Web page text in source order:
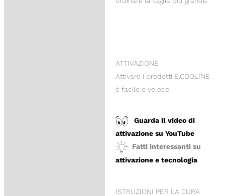
ATTIVAZIONE
Attivare i prodotti E.COOLINE
è facile e veloce.
Guarda il video di
attivazione su YouTube
Fatti interessanti su
attivazione e tecnologia
ISTRUZIONI PER LA CURA